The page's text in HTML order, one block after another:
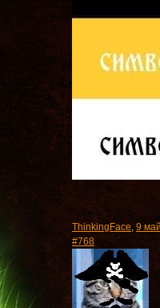
ThinkingFace, 9
#768